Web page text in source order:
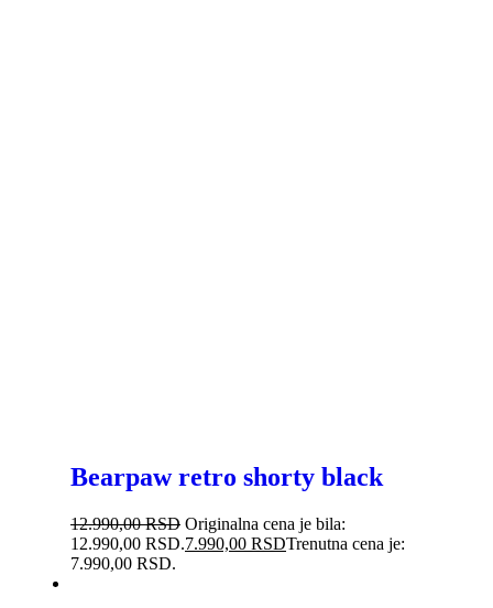
Bearpaw retro shorty black
12.990,00RSD Originalna cena je bila:
12.990,00 RSD.7.990,00 RSDTrenutna cena je:
7.990,00 RSD.